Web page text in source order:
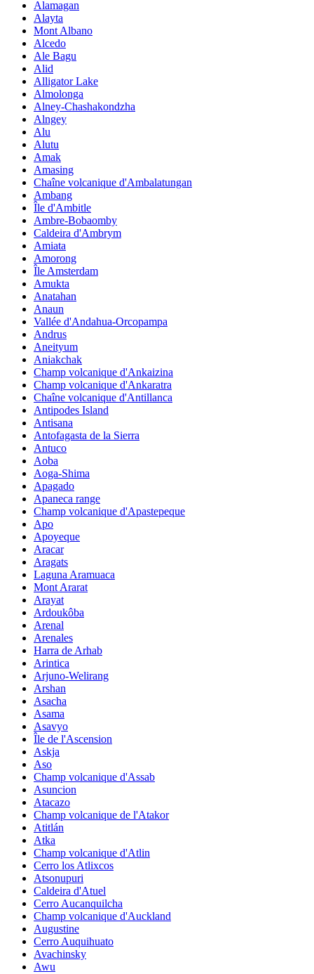
Alamagan
Alayta
Mont Albano
Alcedo
Ale Bagu
Alid
Alligator Lake
Almolonga
Alney-Chashakondzha
Alngey
Alu
Alutu
Amak
Amasing
Chaîne volcanique d'Ambalatungan
Ambang
Île d'Ambitle
Ambre-Bobaomby
Caldeira d'Ambrym
Amiata
Amorong
Île Amsterdam
Amukta
Anatahan
Anaun
Vallée d'Andahua-Orcopampa
Andrus
Aneityum
Aniakchak
Champ volcanique d'Ankaizina
Champ volcanique d'Ankaratra
Chaîne volcanique d'Antillanca
Antipodes Island
Antisana
Antofagasta de la Sierra
Antuco
Aoba
Aoga-Shima
Apagado
Apaneca range
Champ volcanique d'Apastepeque
Apo
Apoyeque
Aracar
Aragats
Laguna Aramuaca
Mont Ararat
Arayat
Ardoukôba
Arenal
Arenales
Harra de Arhab
Arintica
Arjuno-Welirang
Arshan
Asacha
Asama
Asavyo
Île de l'Ascension
Askja
Aso
Champ volcanique d'Assab
Asuncion
Atacazo
Champ volcanique de l'Atakor
Atitlán
Atka
Champ volcanique d'Atlin
Cerro los Atlixcos
Atsonupuri
Caldeira d'Atuel
Cerro Aucanquilcha
Champ volcanique d'Auckland
Augustine
Cerro Auquihuato
Avachinsky
Awu